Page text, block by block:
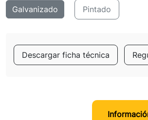
Galvanizado
Pintado
Descargar ficha técnica